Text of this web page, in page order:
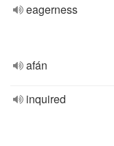
eagerness
afán
inquired